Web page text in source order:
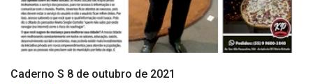
Caderno S 8 de outubro de 2021